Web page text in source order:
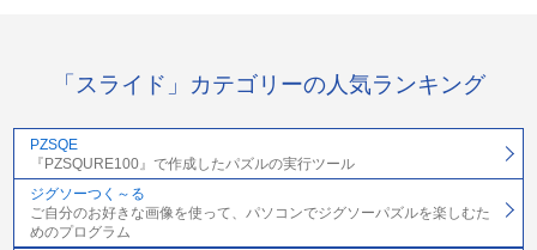
「スライド」カテゴリーの人気ランキング
PZSQE
『PZSQURE100』で作成したパズルの実行ツール
ジグソーつく～る
ご自分のお好きな画像を使って、パソコンでジグソーパズルを楽しむた
めのプログラム